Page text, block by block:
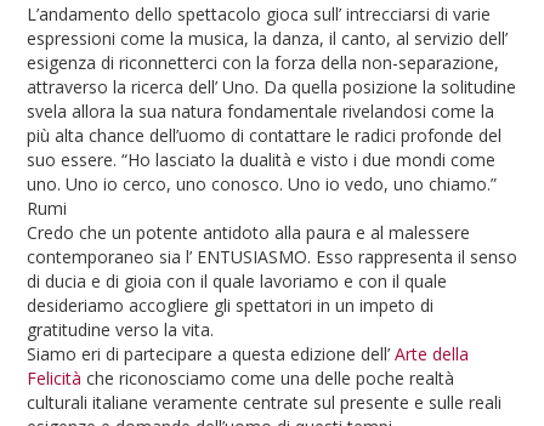
L’andamento dello spettacolo gioca sull’ intrecciarsi di varie
espressioni come la musica, la danza, il canto, al servizio dell’
esigenza di riconnetterci con la forza della non-separazione,
attraverso la ricerca dell’ Uno. Da quella posizione la solitudine
svela allora la sua natura fondamentale rivelandosi come la
più alta chance dell’uomo di contattare le radici profonde del
suo essere. “Ho lasciato la dualità e visto i due mondi come
uno. Uno io cerco, uno conosco. Uno io vedo, uno chiamo.”
Rumi
Credo che un potente antidoto alla paura e al malessere
contemporaneo sia l’ ENTUSIASMO. Esso rappresenta il senso
di ducia e di gioia con il quale lavoriamo e con il quale
desideriamo accogliere gli spettatori in un impeto di
gratitudine verso la vita.
Siamo eri di partecipare a questa edizione dell’ Arte della
Felicità che riconosciamo come una delle poche realtà
culturali italiane veramente centrate sul presente e sulle reali